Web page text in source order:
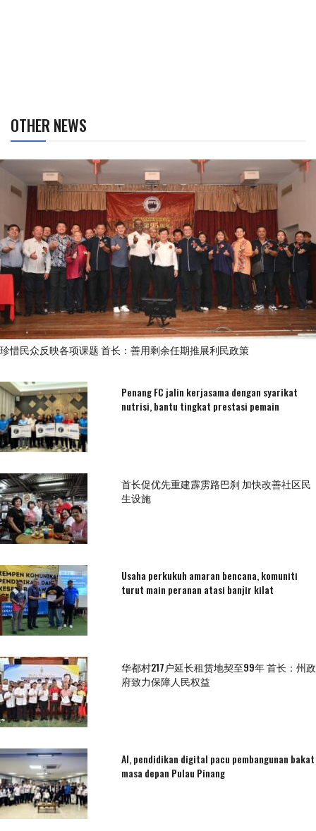
OTHER NEWS
珍惜民众反映各项课题 首长：善用剩余任期推展利民政策
Penang FC jalin kerjasama dengan syarikat
nutrisi, bantu tingkat prestasi pemain
首长促优先重建霹雳路巴刹 加快改善社区民
生设施
Usaha perkukuh amaran bencana, komuniti
turut main peranan atasi banjir kilat
华都村217户延长租赁地契至99年 首长：州政
府致力保障人民权益
AI, pendidikan digital pacu pembangunan bakat
masa depan Pulau Pinang